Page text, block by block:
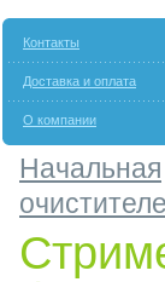
Контакты
Доставка и оплата
О компании
Начальная